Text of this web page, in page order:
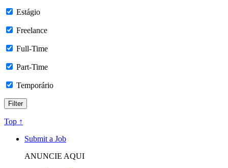
Estágio
Freelance
Full-Time
Part-Time
Temporário
Top ↑
Submit a Job
ANUNCIE AQUI